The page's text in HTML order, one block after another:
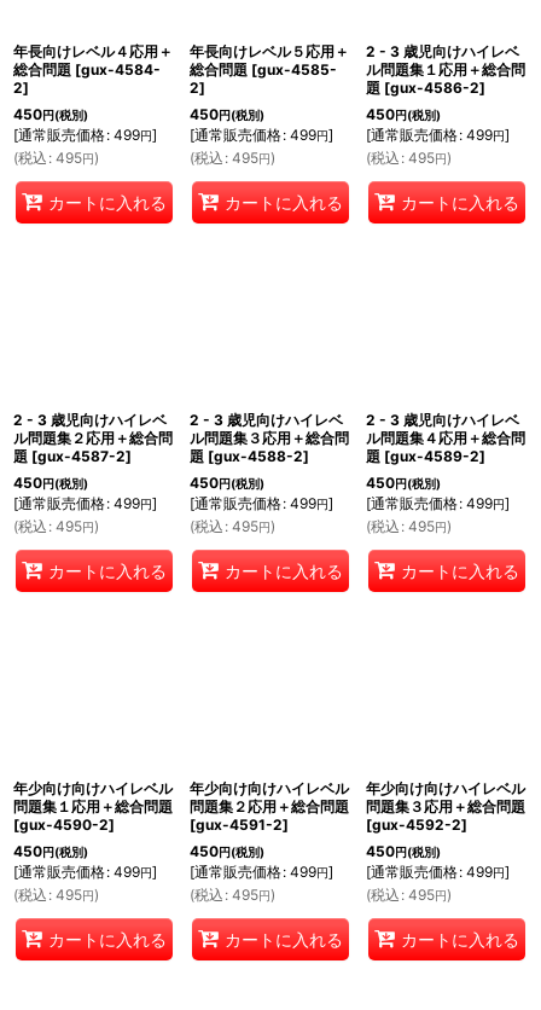
年長向けレベル４応用＋
総合問題 [gux-4584-
2]
450円(税別)
[通常販売価格: 499円]
(税込 : 495円)
カートに入れる
年長向けレベル５応用＋
総合問題 [gux-4585-
2]
450円(税別)
[通常販売価格: 499円]
(税込 : 495円)
カートに入れる
2 - 3 歳児向けハイレベ
ル問題集１応用＋総合問
題 [gux-4586-2]
450円(税別)
[通常販売価格: 499円]
(税込 : 495円)
カートに入れる
2 - 3 歳児向けハイレベ
ル問題集２応用＋総合問
題 [gux-4587-2]
450円(税別)
[通常販売価格: 499円]
(税込 : 495円)
カートに入れる
2 - 3 歳児向けハイレベ
ル問題集３応用＋総合問
題 [gux-4588-2]
450円(税別)
[通常販売価格: 499円]
(税込 : 495円)
カートに入れる
2 - 3 歳児向けハイレベ
ル問題集４応用＋総合問
題 [gux-4589-2]
450円(税別)
[通常販売価格: 499円]
(税込 : 495円)
カートに入れる
年少向け向けハイレベル
問題集１応用＋総合問題
[gux-4590-2]
450円(税別)
[通常販売価格: 499円]
(税込 : 495円)
カートに入れる
年少向け向けハイレベル
問題集２応用＋総合問題
[gux-4591-2]
450円(税別)
[通常販売価格: 499円]
(税込 : 495円)
カートに入れる
年少向け向けハイレベル
問題集３応用＋総合問題
[gux-4592-2]
450円(税別)
[通常販売価格: 499円]
(税込 : 495円)
カートに入れる